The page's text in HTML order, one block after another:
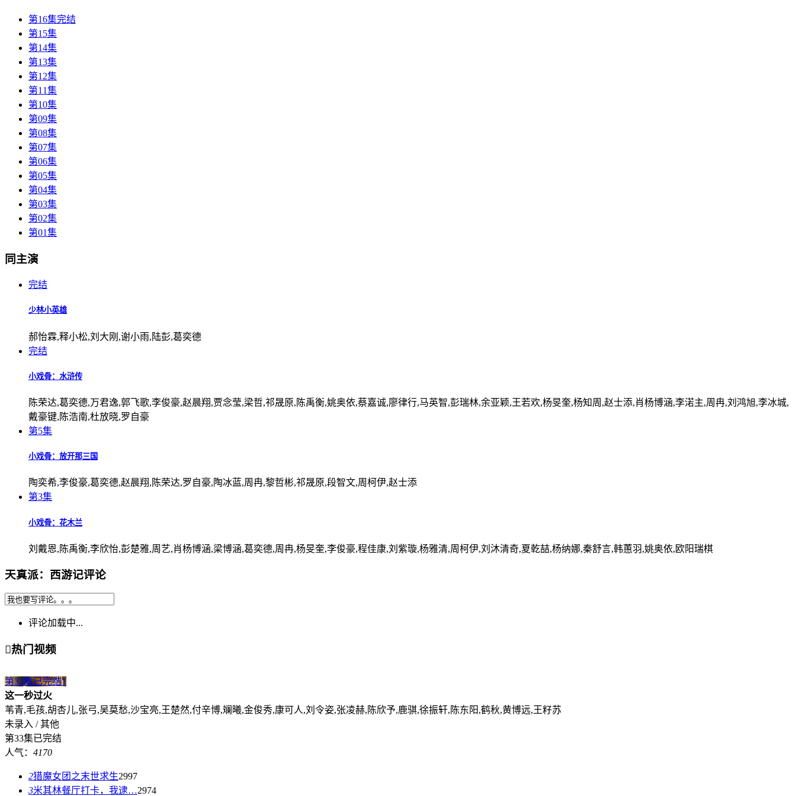
第16集完结
第15集
第14集
第13集
第12集
第11集
第10集
第09集
第08集
第07集
第06集
第05集
第04集
第03集
第02集
第01集
同主演
完结
少林小英雄
郝怡霖,释小松,刘大刚,谢小雨,陆彭,葛奕德
完结
小戏骨：水浒传
陈荣达,葛奕德,万君逸,郭飞歌,李俊豪,赵晨翔,贾念莹,梁哲,祁晟原,陈禹衡,姚奥依,蔡嘉诚,廖律行,马英智,彭瑞林,余亚颖,王若欢,杨旻奎,杨知周,赵士添,肖杨博涵,李渃主,周冉,刘鸿旭,李冰城,
戴豪键,陈浩南,杜放晓,罗自豪
第5集
小戏骨：放开那三国
陶奕希,李俊豪,葛奕德,赵晨翔,陈荣达,罗自豪,陶冰蓝,周冉,黎哲彬,祁晟原,段智文,周柯伊,赵士添
第3集
小戏骨：花木兰
刘戴恩,陈禹衡,李欣怡,彭楚雅,周艺,肖杨博涵,梁博涵,葛奕德,周冉,杨旻奎,李俊豪,程佳康,刘紫璇,杨雅清,周柯伊,刘沐清奇,夏乾喆,杨纳娜,秦舒言,韩蕙羽,姚奥依,欧阳瑞棋
天真派：西游记评论
评论加载中...
热门视频
第33集已完结1
这一秒过火
苇青,毛孩,胡杏儿,张弓,吴莫愁,沙宝亮,王楚然,付辛博,斓曦,金俊秀,康可人,刘令姿,张凌赫,陈欣予,鹿骐,徐振轩,陈东阳,鹤秋,黄博远,王籽苏
未录入 / 其他
第33集已完结
人气： 4170
2猎魔女团之末世求生2997
3米其林餐厅打卡，我逮…2974